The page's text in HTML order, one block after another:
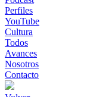
Perfiles
YouTube
Cultura
Todos
Avances
Nosotros
Contacto